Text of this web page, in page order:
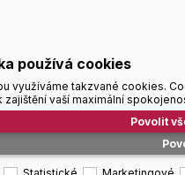
používá cookies
využíváme takzvané cookies.
vaší maximální
Povolit